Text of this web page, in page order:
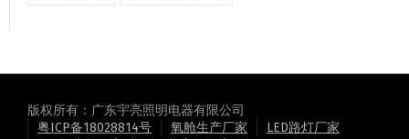
版权所有：广东宇亮照明电器有限公司
粤ICP备18028814号
氧舱生产厂家
LED路灯厂家